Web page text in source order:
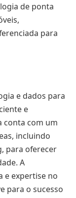
de ponta
para
e dados para
e
conta com um
incluindo
para oferecer
A
e expertise no
para o sucesso